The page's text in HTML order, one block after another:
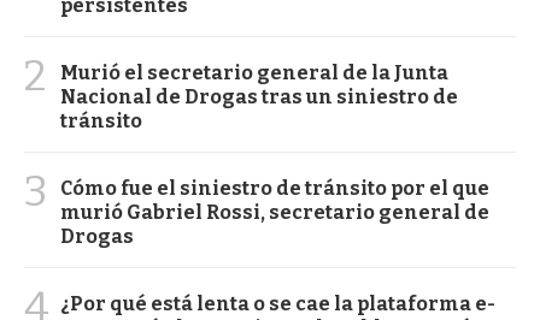
persistentes
2
Murió el secretario general de la Junta
Nacional de Drogas tras un siniestro de
tránsito
3
Cómo fue el siniestro de tránsito por el que
murió Gabriel Rossi, secretario general de
Drogas
4 ¿Por qué está lenta o se cae la plataforma e-